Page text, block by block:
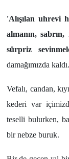
'Alışılan uhrevi
almanın,
sürpriz
damağımızda kaldı.
Vefalı, candan,
kederi var
teselli bulurken,
bir nebze buruk.